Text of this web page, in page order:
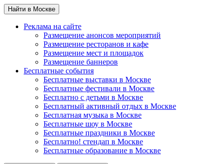
Найти в Москве
Реклама на сайте
Размещение анонсов мероприятий
Размещение ресторанов и кафе
Размещение мест и площадок
Размещение баннеров
Бесплатные события
Бесплатные выставки в Москве
Бесплатные фестивали в Москве
Бесплатно с детьми в Москве
Бесплатный активный отдых в Москве
Бесплатная музыка в Москве
Бесплатные шоу в Москве
Бесплатные праздники в Москве
Бесплатно! стендап в Москве
Бесплатные образование в Москве